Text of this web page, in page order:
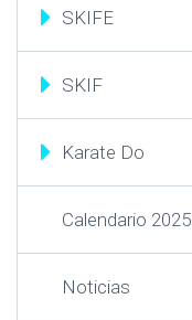
SKIFE
SKIF
Karate Do
Calendario 2025
Noticias